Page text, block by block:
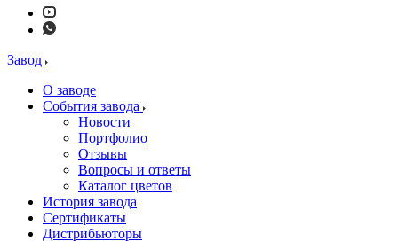
Завод
О заводе
События завода
Новости
Портфолио
Отзывы
Вопросы и ответы
Каталог цветов
История завода
Сертификаты
Дистрибьюторы